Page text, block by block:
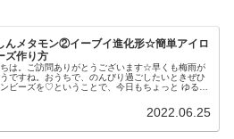
んメタモン②イーブイ進化形☆簡単アイロ
ズ作り方
は。ご訪問ありがとうございます☆早くも梅雨が
ですね。おうちで、のんびり過ごしたいときぜひ
ビーズを♡ということで、今日もちょっと ゆる〜
2022.06.25